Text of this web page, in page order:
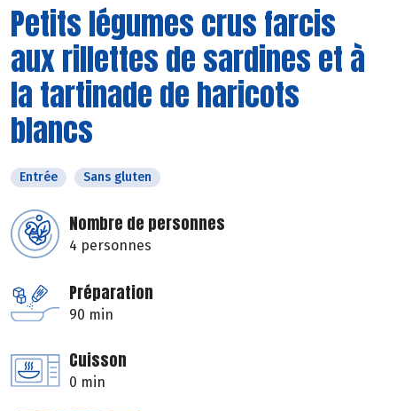
Petits légumes crus farcis
aux rillettes de sardines et à
la tartinade de haricots
blancs
Entrée Sans gluten
Nombre de personnes
4 personnes
Préparation
90 min
Cuisson
0 min